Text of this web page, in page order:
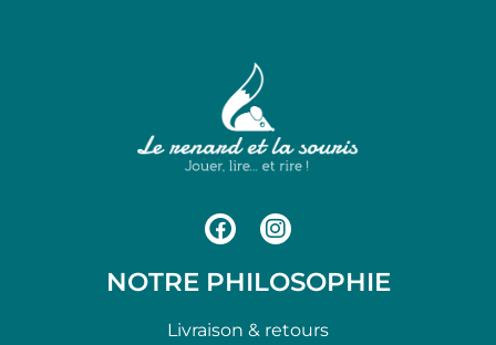
NOTRE PHILOSOPHIE
Livraison & retours